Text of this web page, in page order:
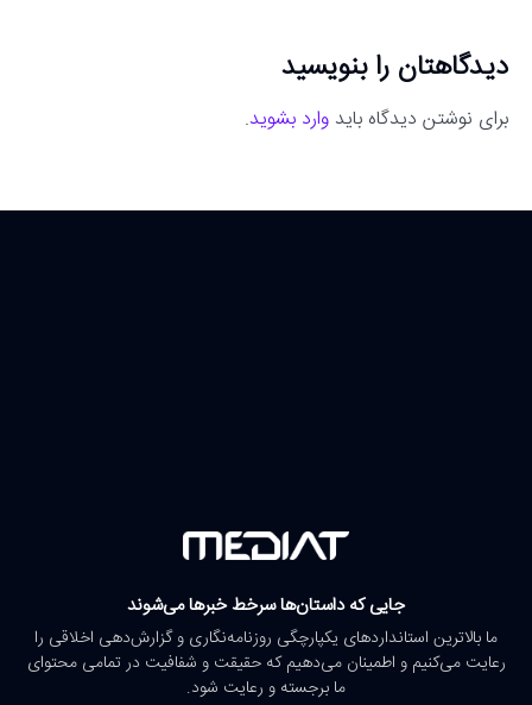
دیدگاهتان را بنویسید
برای نوشتن دیدگاه باید وارد بشوید.
جایی که داستان‌ها سرخط خبرها می‌شوند
ما بالاترین استانداردهای یکپارچگی روزنامه‌نگاری و گزارش‌دهی اخلاقی را
رعایت می‌کنیم و اطمینان می‌دهیم که حقیقت و شفافیت در تمامی محتوای
ما برجسته و رعایت شود.